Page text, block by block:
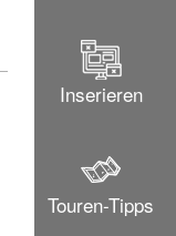
Inserieren
Touren-Tipps